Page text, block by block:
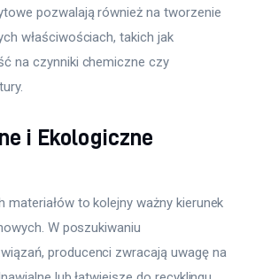
pozwalają również na tworzenie
właściwościach, takich jak
na czynniki chemiczne czy
i Ekologiczne
materiałów to kolejny ważny kierunek
W poszukiwaniu
producenci zwracają uwagę na